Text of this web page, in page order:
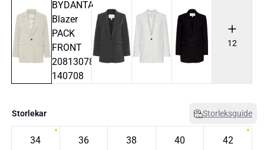
12
Storlekar Storleksguide
34 36 38 40 42